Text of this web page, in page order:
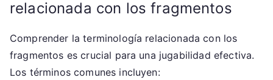
relacionada con los fragmentos
Comprender la terminología relacionada con los
fragmentos es crucial para una jugabilidad efectiva.
Los términos comunes incluyen: